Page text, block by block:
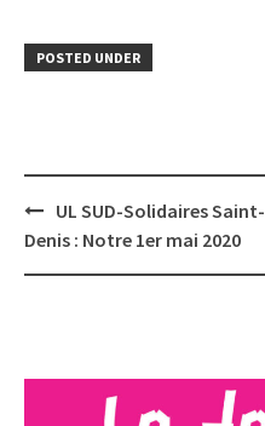
POSTED UNDER
Post
navigation
UL SUD-Solidaires Saint-
Denis : Notre 1er mai 2020